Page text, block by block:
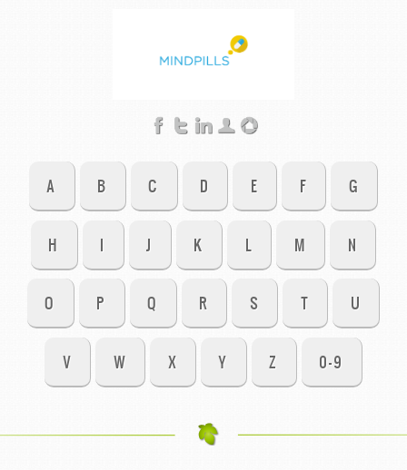
A B C D E F G
H I J K L M N
O P Q R S T U
V W X Y Z 0-9